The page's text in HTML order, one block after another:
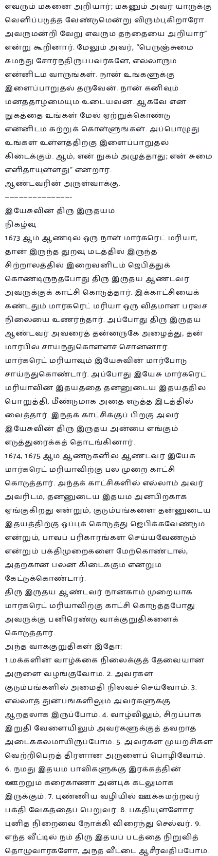
எவரும் மகனை அறியார்; மகனும் அவர் யாருக்கு
வெளிப்படுத்த வேண்டுமென்று விரும்புகிறாரோ
அவருமன்றி வேறு எவரும் தந்தையை அறியார்”
என்று கூறினார். மேலும் அவர், “பெருஞ்சுமை
சுமந்து சோர்ந்திருப்பவர்களே, எல்லாரும்
என்னிடம் வாருங்கள். நான் உங்களுக்கு
இளைப்பாறுதல் தருவேன். நான் கனிவும்
மனத்தாழ்மையும் உடையவன். ஆகவே என்
நுகத்தை உங்கள் மேல் ஏற்றுக்கொண்டு
என்னிடம் கற்றுக் கொள்ளுங்கள். அப்பொழுது
உங்கள் உள்ளத்திற்கு இளைப்பாறுதல்
கிடைக்கும். ஆம், என் நுகம் அழுத்தாது; என் சுமை
எளிதாயுள்ளது” என்றார்.
ஆண்டவரின் அருள்வாக்கு.
——————————————-
இயேசுவின் திரு இருதயம்
நிகழ்வு
1673 ஆம் ஆண்டில் ஒரு நாள் மார்கரெட் மரியா,
தான் இருந்த துறவு மடத்தில் இருந்த
சிற்றாலத்தில் இறைவனிடம் ஜெபித்துக்
கொண்டிருந்தபோது திரு இருதய ஆண்டவர்
அவருக்குக் காட்சி கொடுத்தார். இக்காட்சியைக்
கண்டதும் மார்கரெட் மரியா ஒரு விதமான பரவச
நிலையை உணர்ந்தார். அப்போது திரு இருதய
ஆண்டவர் அவரைத் தன்னருகே அழைத்து, தன்
மார்பில் சாய்ந்துகொள்ளச் சொன்னார்.
மார்கரெட் மரியாவும் இயேசுவின் மார்போடு
சாய்ந்துகொண்டார். அப்போது இயேசு மார்கரெட்
மரியாவின் இதயத்தை தன்னுடைய இதயத்தில்
பொறுத்தி, மீண்டுமாக அதை எடுத்த இடத்தில்
வைத்தார். இந்தக் காட்சிக்குப் பிறகு அவர்
இயேசுவின் திரு இருதய அன்பை எங்கும்
எடுத்துரைக்கத் தொடங்கினார்.
1674, 1675 ஆம் ஆண்டுகளில் ஆண்டவர் இயேசு
மார்கரெட் மரியாவிற்கு பல முறை காட்சி
கொடுத்தார். அந்தக் காட்சிகளில் எல்லாம் அவர்
அவரிடம், தன்னுடைய இதயம் அன்பிற்காக
ஏங்குகிறது என்றும், குடும்பங்களை தன்னுடைய
இதயத்திற்கு ஒப்புக் கொடுத்து ஜெபிக்கவேண்டும்
என்றும், பாவப் பரிகாரங்கள் செய்யவேண்டும்
என்றும் பக்திமுறைகளை மேற்கொண்டால்,
அதற்கான பலன் கிடைக்கும் என்றும்
கேட்டுக்கொண்டார்.
திரு இருதய ஆண்டவர் நான்காம் முறையாக
மார்கரெட் மரியாவிற்கு காட்சி கொடுத்தபோது
அவருக்கு பனிரெண்டு வாக்குறுதிகளைக்
கொடுத்தார்.
அந்த வாக்குறுதிகள் இதோ:
1.மக்களின் வாழ்க்கை நிலைக்குத் தேவையான
அருளை வழங்குவோம். 2. அவர்கள்
குடும்பங்களில் அமைதி நிலவச் செய்வோம். 3.
எல்லாத் துன்பங்களிலும் அவர்களுக்கு
ஆறதலாக இருப்போம். 4. வாழ்விலும், சிறப்பாக
இறுதி வேளையிலும் அவர்களுக்குத் தவறாத
அடைக்கலமாயிருப்போம். 5. அவர்கள் முயற்சிகள்
வெற்றிபெறத் திரளான அருளைப் பொழிவோம்.
6. நமது இதயம் பாவிகளுக்கு இரக்கத்தின்
ஊற்றும் கரைகாணா அன்புக் கடலுமாக
இருக்கும். 7. புண்ணிய வழியில் ஊக்கமற்றவர்
பக்தி வேகத்தைப் பெறுவர். 8. பக்தியுள்ளோர்
புனித நிறைவை நோக்கி விரைந்து செல்வர். 9.
எந்த வீட்டில் நம் திரு இதயப் படத்தை நிறுவித்
தொழுவார்களோ, அந்த வீட்டை ஆசீர்வதிப்போம்.